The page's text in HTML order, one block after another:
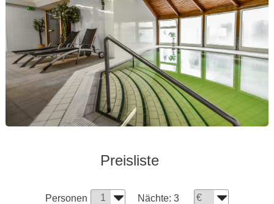
Preisliste
Personen Nächte: 3